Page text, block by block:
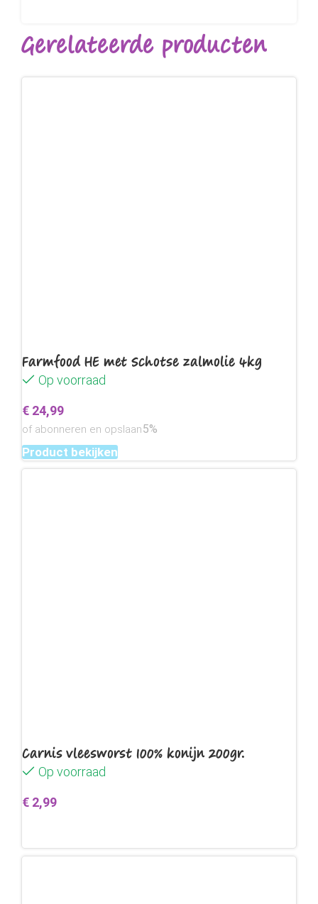
Gerelateerde producten
Farmfood HE met Schotse zalmolie 4kg
Op voorraad
€ 24,99
of abonneren en opslaan5%
Product bekijken
Carnis vleesworst 100% konijn 200gr.
Op voorraad
€ 2,99